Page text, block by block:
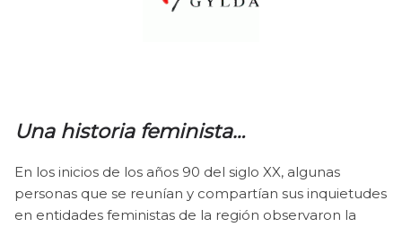
Una historia feminista…
En los inicios de los años 90 del siglo XX, algunas
personas que se reunían y compartían sus inquietudes
en entidades feministas de la región observaron la